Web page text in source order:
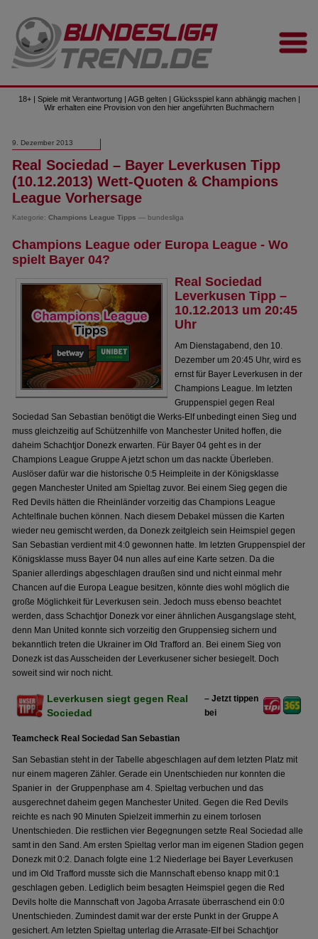
18+ | Spiele mit Verantwortung | AGB gelten | Glücksspiel kann abhängig machen |
Wir erhalten eine Provision von den hier angeführten Buchmachern
9. Dezember 2013
Real Sociedad – Bayer Leverkusen Tipp
(10.12.2013) Wett-Quoten & Champions
League Vorhersage
Kategorie:Champions League Tipps — bundesliga
Champions League oder Europa League - Wo
spielt Bayer 04?
Real Sociedad
Leverkusen Tipp –
10.12.2013 um 20:45
Uhr
Am Dienstagabend, den 10.
Dezember um 20:45 Uhr, wird es
ernst für Bayer Leverkusen in der
Champions League. Im letzten
Gruppenspiel gegen Real
Sociedad San Sebastian benötigt die Werks-Elf unbedingt einen Sieg und
muss gleichzeitig auf Schützenhilfe von Manchester United hoffen, die
daheim Schachtjor Donezk erwarten. Für Bayer 04 geht es in der
Champions League Gruppe A jetzt schon um das nackte Überleben.
Auslöser dafür war die historische 0:5 Heimpleite in der Königsklasse
gegen Manchester United am Spieltag zuvor. Bei einem Sieg gegen die
Red Devils hätten die Rheinländer vorzeitig das Champions League
Achtelfinale buchen können. Nach diesem Debakel müssen die Karten
wieder neu gemischt werden, da Donezk zeitgleich sein Heimspiel gegen
San Sebastian verdient mit 4:0 gewonnen hatte. Im letzten Gruppenspiel der
Königsklasse muss Bayer 04 nun alles auf eine Karte setzen. Da die
Spanier allerdings abgeschlagen draußen sind und nicht einmal mehr
Chancen auf die Europa League besitzen, könnte dies wohl möglich die
große Möglichkeit für Leverkusen sein. Jedoch muss ebenso beachtet
werden, dass Schachtjor Donezk vor einer ähnlichen Ausgangslage steht,
denn Man United konnte sich vorzeitig den Gruppensieg sichern und
bekanntlich treten die Ukrainer im Old Trafford an. Bei einem Sieg von
Donezk ist das Ausscheiden der Leverkusener sicher besiegelt. Doch
soweit sind wir noch nicht.
Leverkusen siegt gegen Real
Sociedad
– Jetzt tippen
bei
Teamcheck Real Sociedad San Sebastian
San Sebastian steht in der Tabelle abgeschlagen auf dem letzten Platz mit
nur einem mageren Zähler. Gerade ein Unentschieden nur konnten die
Spanier in der Gruppenphase am 4. Spieltag verbuchen und das
ausgerechnet daheim gegen Manchester United. Gegen die Red Devils
reichte es nach 90 Minuten Spielzeit immerhin zu einem torlosen
Unentschieden. Die restlichen vier Begegnungen setzte Real Sociedad alle
samt in den Sand. Am ersten Spieltag verlor man im eigenen Stadion gegen
Donezk mit 0:2. Danach folgte eine 1:2 Niederlage bei Bayer Leverkusen
und im Old Trafford musste sich die Mannschaft ebenso knapp mit 0:1
geschlagen geben. Lediglich beim besagten Heimspiel gegen die Red
Devils holte die Mannschaft von Jagoba Arrasate überraschend ein 0:0
Unentschieden. Zumindest damit war der erste Punkt in der Gruppe A
gesichert. Am letzten Spieltag unterlag die Arrasate-Elf bei Schachtjor